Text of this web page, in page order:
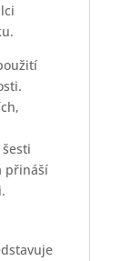
přináší